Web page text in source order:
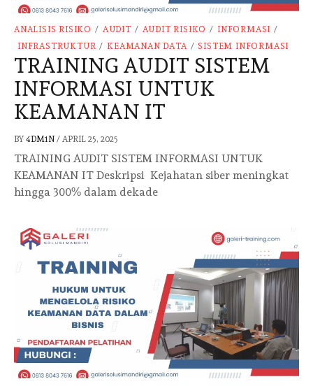
ANALISIS RISIKO / AUDIT / AUDIT RISIKO / INFORMASI /
INFRASTRUKTUR / KEAMANAN DATA / SISTEM INFORMASI
TRAINING AUDIT SISTEM
INFORMASI UNTUK
KEAMANAN IT
BY 4DM1N / APRIL 25, 2025
TRAINING AUDIT SISTEM INFORMASI UNTUK
KEAMANAN IT Deskripsi Kejahatan siber meningkat
hingga 300% dalam dekade